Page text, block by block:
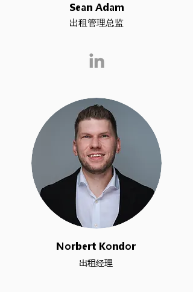
Sean Adam
出租管理总监
Norbert Kondor
出租经理